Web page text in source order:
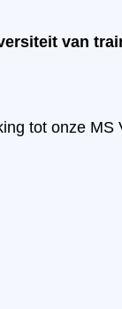
van
tot onze MS